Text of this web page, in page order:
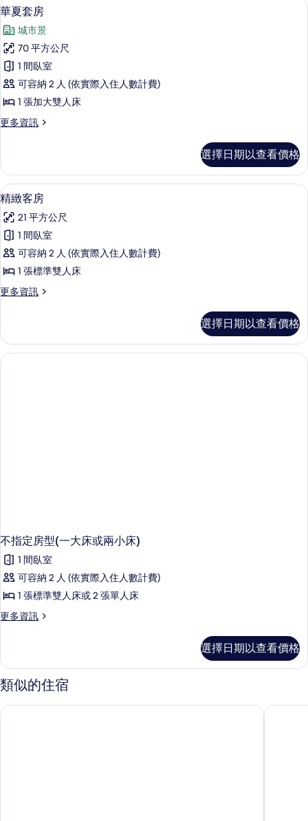
的
情
顯
示
華
夏
套
房
所
相
片
6
華夏套房
城市景
70 平方公尺
1 間臥室
可容納 2 人 (依實際入住人數計費)
1 張加大雙人床
更多資訊
更
套
房
的
情
選擇日期以查看價格
顯
示
精
緻
客
的
有
相
1
精緻客房
21 平方公尺
1 間臥室
可容納 2 人 (依實際入住人數計費)
1 張標準雙人床
更多資訊
更
客
房
的
選擇日期以查看價格
不指定房型(一大床或兩小床)
1 間臥室
可容納 2 人 (依實際入住人數計費)
1 張標準雙人床或 2 張單人床
更多資訊
更
定
房
型
(一
大
選擇日期以查看價格
類似的住宿
福容大飯店 - 桃園機場捷運 A8 城市商